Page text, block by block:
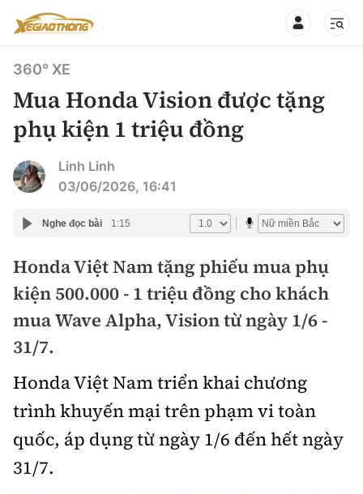
360° xe
Chính sách
Hạ tầng phương tiện
Góc nhìn
Tâm điểm
Xe du lịch
Xe chuyên dụng
Xe máy
Đánh giá xe
Đánh giá xe mới
So sánh
Xếp hạng xe
Lái mới
Tư vấn sử dụng
Chọn xe
Lái xe an toàn
Bảo hiểm xe
Sản phẩm bảo hiểm
Bồi thường bảo hiểm
Xe xanh
Video
360° XE
Mua Honda Vision được tặng
phụ kiện 1 triệu đồng
Linh Linh
03/06/2026, 16:41
Nghe đọc bài 1:15
Honda Việt Nam tặng phiếu mua phụ
kiện 500.000 - 1 triệu đồng cho khách
mua Wave Alpha, Vision từ ngày 1/6 -
31/7.
Honda Việt Nam triển khai chương
trình khuyến mại trên phạm vi toàn
quốc, áp dụng từ ngày 1/6 đến hết ngày
31/7.